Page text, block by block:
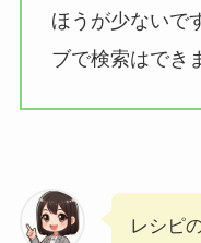
ほうが少ないで
ブで検索はでき
レシピ